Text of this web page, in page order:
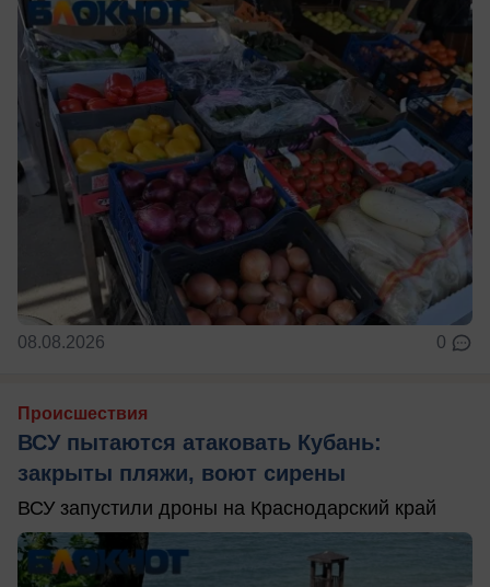
08.08.2026 0
Происшествия
ВСУ пытаются атаковать Кубань:
закрыты пляжи, воют сирены
ВСУ запустили дроны на Краснодарский край